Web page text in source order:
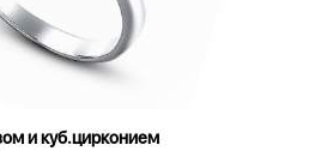
и куб.цирконием